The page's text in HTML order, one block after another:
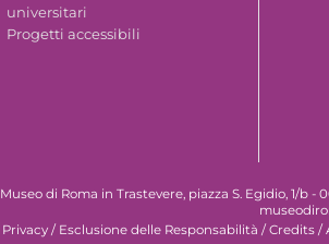
universitari
Progetti accessibili
Museo di Roma in Trastevere, piazza S. Egidio, 1/b -
Privacy / Esclusione delle Responsabilità / Credits /